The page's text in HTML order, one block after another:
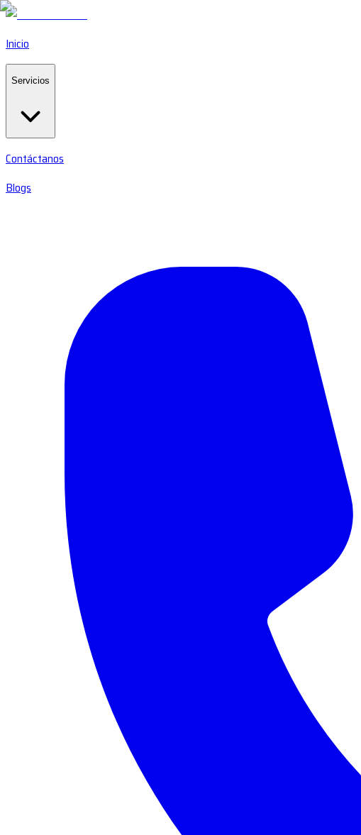
Inicio
Servicios
Contáctanos
Blogs